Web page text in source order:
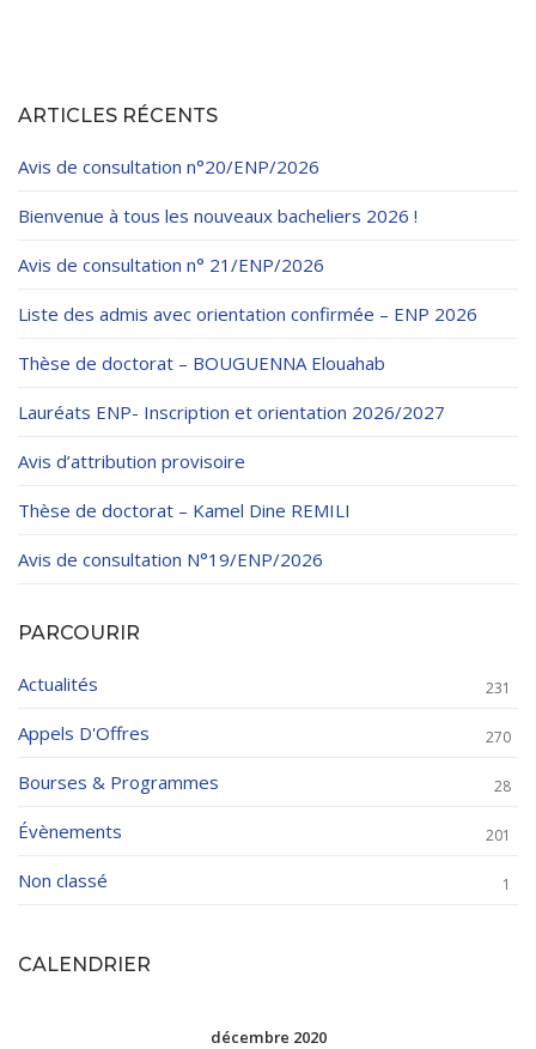
ARTICLES RÉCENTS
Avis de consultation n°20/ENP/2026
Bienvenue à tous les nouveaux bacheliers 2026 !
Avis de consultation n° 21/ENP/2026
Liste des admis avec orientation confirmée – ENP 2026
Thèse de doctorat – BOUGUENNA Elouahab
Lauréats ENP- Inscription et orientation 2026/2027
Avis d’attribution provisoire
Thèse de doctorat – Kamel Dine REMILI
Avis de consultation N°19/ENP/2026
PARCOURIR
Actualités 231
Appels D'Offres 270
Bourses & Programmes 28
Évènements 201
Non classé 1
CALENDRIER
décembre 2020